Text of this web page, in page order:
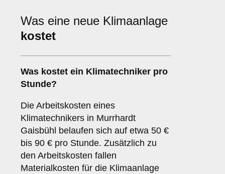
Was eine neue Klimaanlage
kostet
Was kostet ein Klimatechniker pro
Stunde?
Die Arbeitskosten eines
Klimatechnikers in Murrhardt
Gaisbühl belaufen sich auf etwa 50 €
bis 90 € pro Stunde. Zusätzlich zu
den Arbeitskosten fallen
Materialkosten für die Klimaanlage